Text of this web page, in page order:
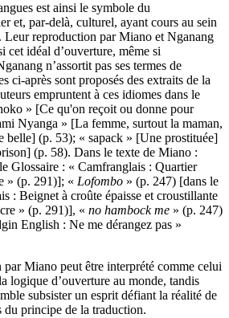
est ainsi le symbole du
et, par-delà, culturel, ayant cours au sein
Leur reproduction par Miano et Nganang
cet idéal d’ouverture, même si
n’assortit pas ses termes de
ci-après sont proposés des extraits de la
empruntent à ces idiomes dans le
» [Ce qu'on reçoit ou donne pour
Nyanga » [La femme, surtout la maman,
belle] (p. 53); « sapack » [Une prostituée]
(p. 58). Dans le texte de Miano :
Glossaire : « Camfranglais : Quartier
» (p. 291)]; « Lofombo » (p. 247) [dans le
: Beignet à croûte épaisse et croustillante
» (p. 291)], « no hambock me » (p. 247)
English : Ne me dérangez pas »
Miano peut être interprété comme celui
logique d’ouverture au monde, tandis
subsister un esprit défiant la réalité de
du principe de la traduction.